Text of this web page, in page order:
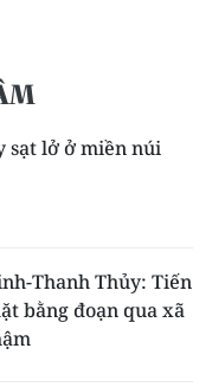
sạt lở ở miền núi
Thanh Thủy: Tiến
bằng đoạn qua xã